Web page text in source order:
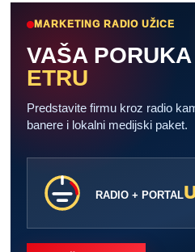
MARKETING RADIO UŽICE
VAŠA PORUKA
ETRU
Predstavite firmu kroz radio
banere i lokalni medijski paket.
RADIO + PORTAL